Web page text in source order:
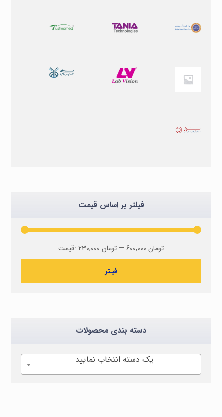
فیلتر بر اساس قیمت
فیلتر
قیمت: 230,000 تومان — 600,000 تومان
دسته بندی محصولات
یک دسته انتخاب نمایید